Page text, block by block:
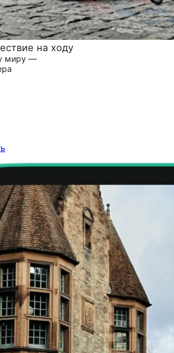
на ходу
миру —